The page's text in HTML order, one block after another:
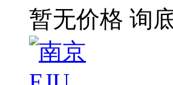
暂无价格 询